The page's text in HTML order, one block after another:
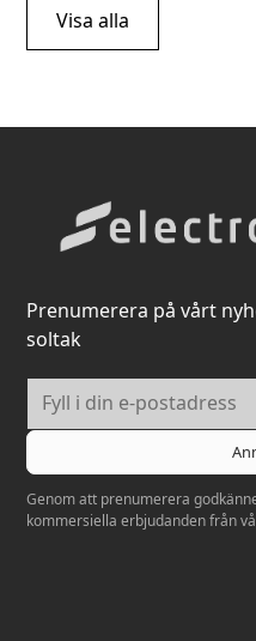
Visa alla
Prenumerera på vårt
soltak
Genom att prenumerera
kommersiella erbjudanden från